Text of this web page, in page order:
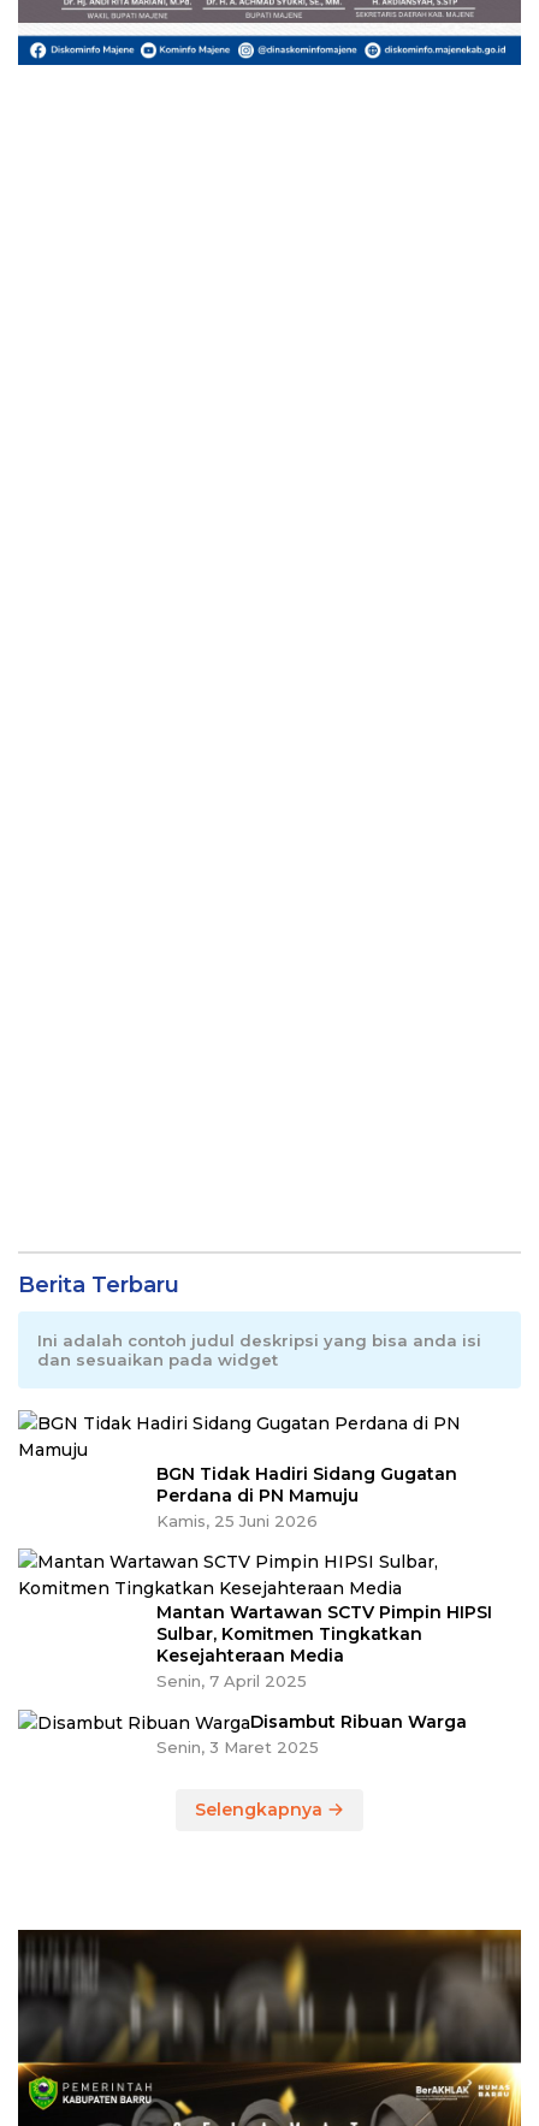
Berita Terbaru
Ini adalah contoh judul deskripsi yang bisa anda isi
dan sesuaikan pada widget
BGN Tidak Hadiri Sidang Gugatan
Perdana di PN Mamuju
Kamis, 25 Juni 2026
Mantan Wartawan SCTV Pimpin HIPSI
Sulbar, Komitmen Tingkatkan
Kesejahteraan Media
Senin, 7 April 2025
Disambut Ribuan Warga
Senin, 3 Maret 2025
Selengkapnya